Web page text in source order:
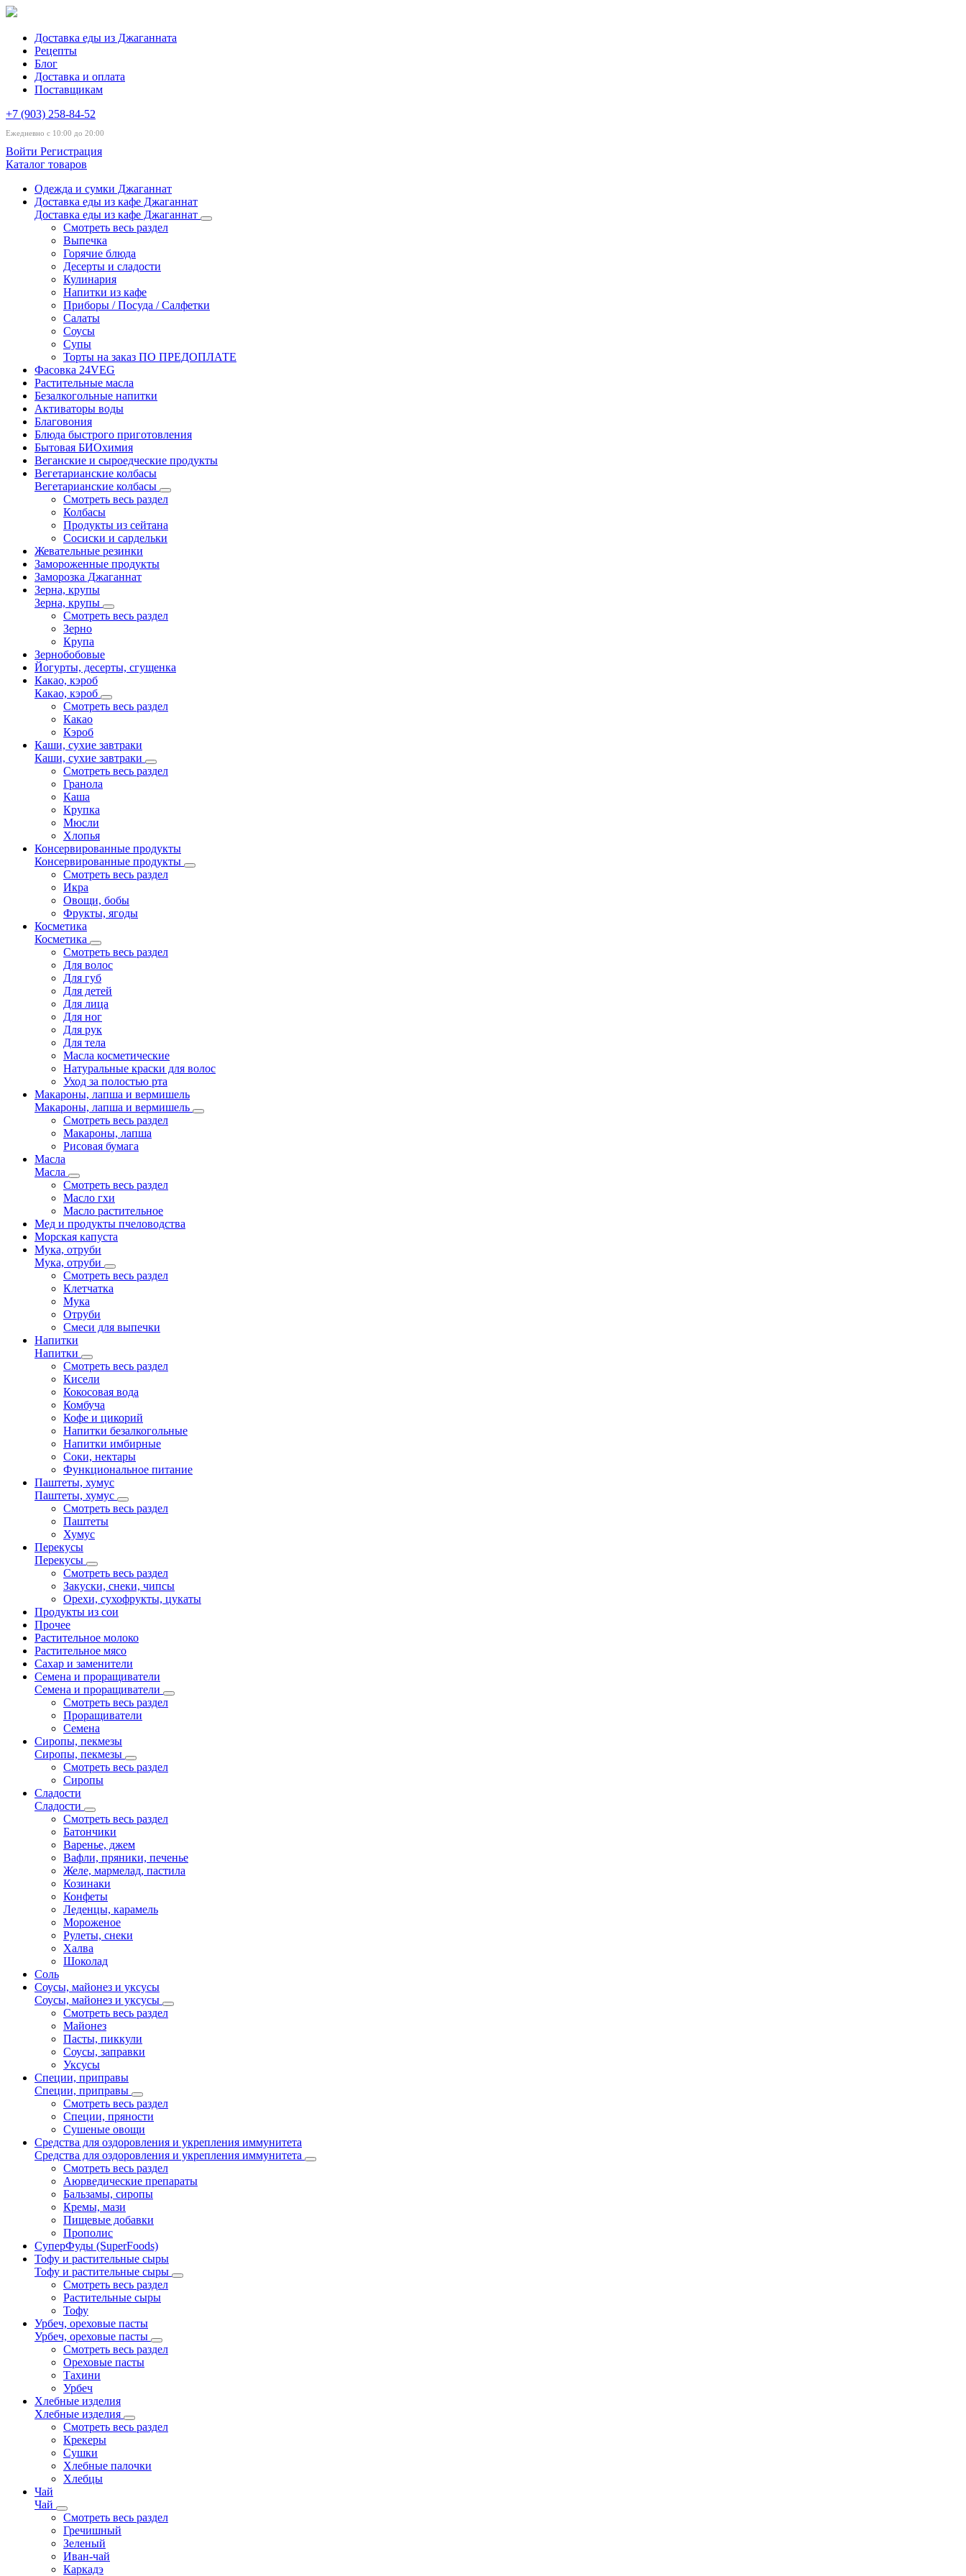
Доставка еды из Джаганната
Рецепты
Блог
Доставка и оплата
Поставщикам
+7 (903) 258-84-52
Ежедневно с 10:00 до 20:00
Войти Регистрация
Каталог товаров
Одежда и сумки Джаганнат
Доставка еды из кафе Джаганнат
Доставка еды из кафе Джаганнат
Смотреть весь раздел
Выпечка
Горячие блюда
Десерты и сладости
Кулинария
Напитки из кафе
Приборы / Посуда / Салфетки
Салаты
Соусы
Супы
Торты на заказ ПО ПРЕДОПЛАТЕ
Фасовка 24VEG
Растительные масла
Безалкогольные напитки
Активаторы воды
Благовония
Блюда быстрого приготовления
Бытовая БИОхимия
Веганские и сыроедческие продукты
Вегетарианские колбасы
Вегетарианские колбасы
Смотреть весь раздел
Колбасы
Продукты из сейтана
Сосиски и сардельки
Жевательные резинки
Замороженные продукты
Заморозка Джаганнат
Зерна, крупы
Зерна, крупы
Смотреть весь раздел
Зерно
Крупа
Зернобобовые
Йогурты, десерты, сгущенка
Какао, кэроб
Какао, кэроб
Смотреть весь раздел
Какао
Кэроб
Каши, сухие завтраки
Каши, сухие завтраки
Смотреть весь раздел
Гранола
Каша
Крупка
Мюсли
Хлопья
Консервированные продукты
Консервированные продукты
Смотреть весь раздел
Икра
Овощи, бобы
Фрукты, ягоды
Косметика
Косметика
Смотреть весь раздел
Для волос
Для губ
Для детей
Для лица
Для ног
Для рук
Для тела
Масла косметические
Натуральные краски для волос
Уход за полостью рта
Макароны, лапша и вермишель
Макароны, лапша и вермишель
Смотреть весь раздел
Макароны, лапша
Рисовая бумага
Масла
Масла
Смотреть весь раздел
Масло гхи
Масло растительное
Мед и продукты пчеловодства
Морская капуста
Мука, отруби
Мука, отруби
Смотреть весь раздел
Клетчатка
Мука
Отруби
Смеси для выпечки
Напитки
Напитки
Смотреть весь раздел
Кисели
Кокосовая вода
Комбуча
Кофе и цикорий
Напитки безалкогольные
Напитки имбирные
Соки, нектары
Функциональное питание
Паштеты, хумус
Паштеты, хумус
Смотреть весь раздел
Паштеты
Хумус
Перекусы
Перекусы
Смотреть весь раздел
Закуски, снеки, чипсы
Орехи, сухофрукты, цукаты
Продукты из сои
Прочее
Растительное молоко
Растительное мясо
Сахар и заменители
Семена и проращиватели
Семена и проращиватели
Смотреть весь раздел
Проращиватели
Семена
Сиропы, пекмезы
Сиропы, пекмезы
Смотреть весь раздел
Сиропы
Сладости
Сладости
Смотреть весь раздел
Батончики
Варенье, джем
Вафли, пряники, печенье
Желе, мармелад, пастила
Козинаки
Конфеты
Леденцы, карамель
Мороженое
Рулеты, снеки
Халва
Шоколад
Соль
Соусы, майонез и уксусы
Соусы, майонез и уксусы
Смотреть весь раздел
Майонез
Пасты, пиккули
Соусы, заправки
Уксусы
Специи, приправы
Специи, приправы
Смотреть весь раздел
Специи, пряности
Сушеные овощи
Средства для оздоровления и укрепления иммунитета
Средства для оздоровления и укрепления иммунитета
Смотреть весь раздел
Аюрведические препараты
Бальзамы, сиропы
Кремы, мази
Пищевые добавки
Прополис
СуперФуды (SuperFoods)
Тофу и растительные сыры
Тофу и растительные сыры
Смотреть весь раздел
Растительные сыры
Тофу
Урбеч, ореховые пасты
Урбеч, ореховые пасты
Смотреть весь раздел
Ореховые пасты
Тахини
Урбеч
Хлебные изделия
Хлебные изделия
Смотреть весь раздел
Крекеры
Сушки
Хлебные палочки
Хлебцы
Чай
Чай
Смотреть весь раздел
Гречишный
Зеленый
Иван-чай
Каркадэ